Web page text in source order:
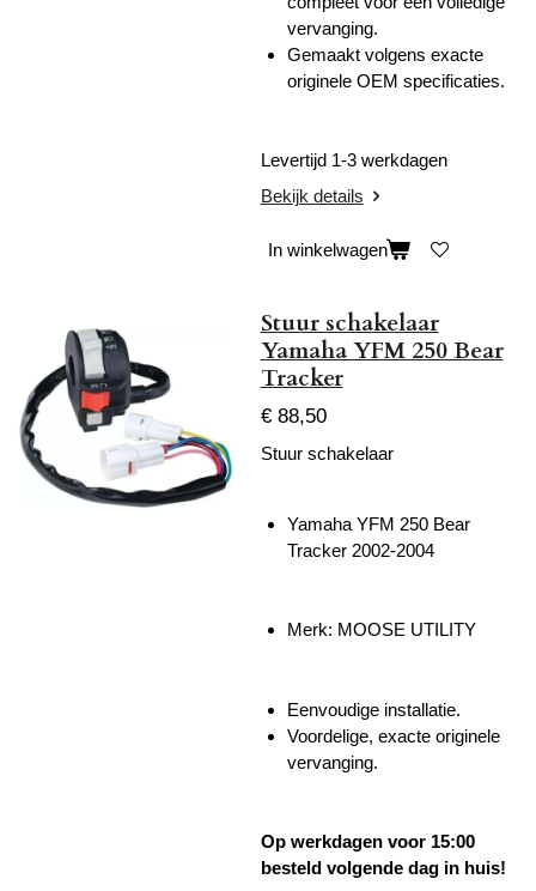
vervanging.
Gemaakt volgens exacte
originele OEM specificaties.
Levertijd 1-3 werkdagen
Bekijk details
In winkelwagen
Stuur schakelaar
Yamaha YFM 250 Bear
Tracker
€ 88,50
Stuur schakelaar
Yamaha YFM 250 Bear
Tracker 2002-2004
Merk: MOOSE UTILITY
Eenvoudige installatie.
Voordelige, exacte originele
vervanging.
Op werkdagen voor 15:00
besteld volgende dag in huis!